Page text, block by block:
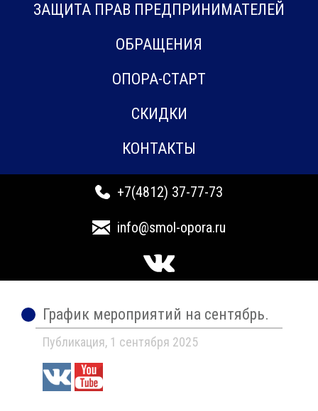
+7(4812) 37-77-73
info@smol-opora.ru
ЗАЩИТА ПРАВ ПРЕДПРИНИМАТЕЛЕЙ
ОБРАЩЕНИЯ
ОПОРА-СТАРТ
СКИДКИ
КОНТАКТЫ
График мероприятий на сентябрь.
Публикация, 1 сентября 2025